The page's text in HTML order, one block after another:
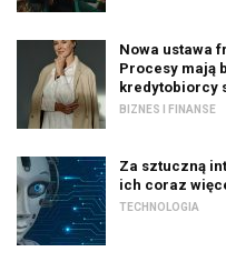
Nowa ustawa
Procesy mają
kredytobiorcy
BIZNES I FINANSE
Za sztuczną
ich coraz
TECHNOLOGIA